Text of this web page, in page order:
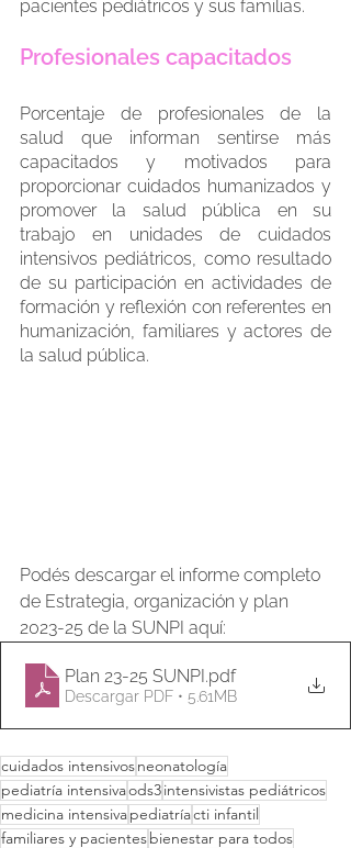
pacientes pediátricos y sus familias.
Profesionales capacitados
Porcentaje de profesionales de la
salud que informan sentirse más
capacitados y motivados para
proporcionar cuidados humanizados y
promover la salud pública en su
trabajo en unidades de cuidados
intensivos pediátricos, como resultado
de su participación en actividades de
formación y reflexión con referentes en
humanización, familiares y actores de
la salud pública.
Podés descargar el informe completo
de Estrategia, organización y plan
2023-25 de la SUNPI aquí:
Plan 23-25 SUNPI.pdf
Descargar PDF • 5.61MB
cuidados intensivosneonatología
pediatría intensivaods3intensivistas pediátricos
medicina intensivapediatríacti infantil
familiares y pacientesbienestar para todos